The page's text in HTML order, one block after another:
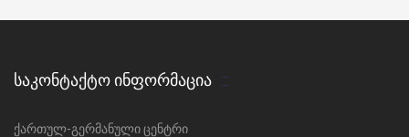
ᲡᲐᲙᲝᲜᲢᲐᲥᲢᲝ ᲘᲜᲤᲝᲠᲛᲐᲪᲘᲐ
ქართულ-გერმანული ცენტრი